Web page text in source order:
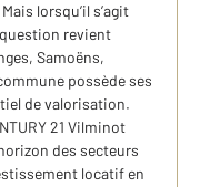
lorsqu’il s’agit
revient
Samoëns,
possède ses
de valorisation.
21 Vilminot
des secteurs
locatif en